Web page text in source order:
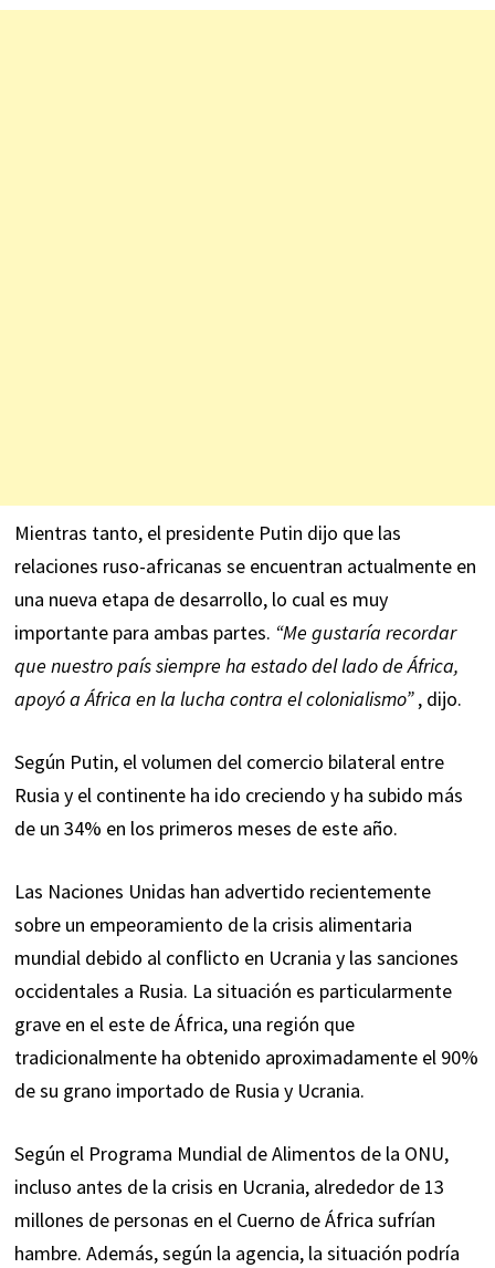
Mientras tanto, el presidente Putin dijo que las
relaciones ruso-africanas se encuentran actualmente en
una nueva etapa de desarrollo, lo cual es muy
importante para ambas partes. “Me gustaría recordar
que nuestro país siempre ha estado del lado de África,
apoyó a África en la lucha contra el colonialismo”, dijo.
Según Putin, el volumen del comercio bilateral entre
Rusia y el continente ha ido creciendo y ha subido más
de un 34% en los primeros meses de este año.
Las Naciones Unidas han advertido recientemente
sobre un empeoramiento de la crisis alimentaria
mundial debido al conflicto en Ucrania y las sanciones
occidentales a Rusia. La situación es particularmente
grave en el este de África, una región que
tradicionalmente ha obtenido aproximadamente el 90%
de su grano importado de Rusia y Ucrania.
Según el Programa Mundial de Alimentos de la ONU,
incluso antes de la crisis en Ucrania, alrededor de 13
millones de personas en el Cuerno de África sufrían
hambre. Además, según la agencia, la situación podría